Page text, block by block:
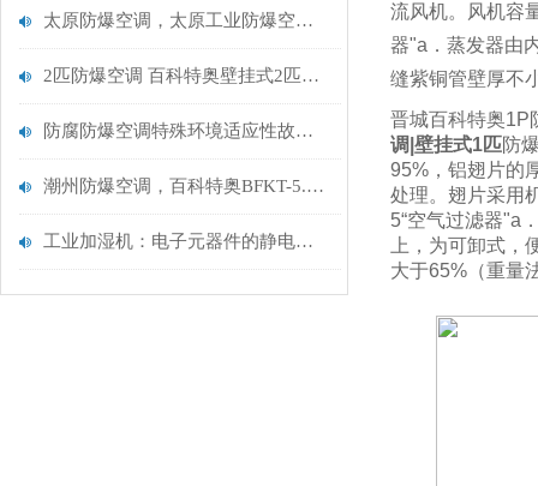
太原防爆空调，太原工业防爆空调厂家品牌选型
2匹防爆空调 百科特奥壁挂式2匹防爆空调BFKT-5.0
防腐防爆空调特殊环境适应性故障及处理方案
潮州防爆空调，百科特奥BFKT-5.0，潮州防爆空调2匹
工业加湿机：电子元器件的静电解决标准
流风机。风机容
器"a ．蒸发器由
缝紫铜管壁厚不
晋城百科特奥1P
调|壁挂式1匹防
95% ，铝翅片的
处理。翅片采用
5“空气过滤器"a
上，为可卸式，
大于65% （重量